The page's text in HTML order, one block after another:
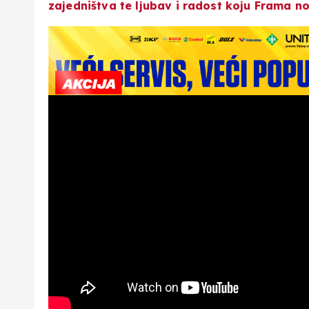
zajedništva te ljubav i radost koju Frama